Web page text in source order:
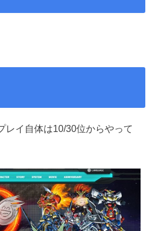
レイ自体は10/30位からやって